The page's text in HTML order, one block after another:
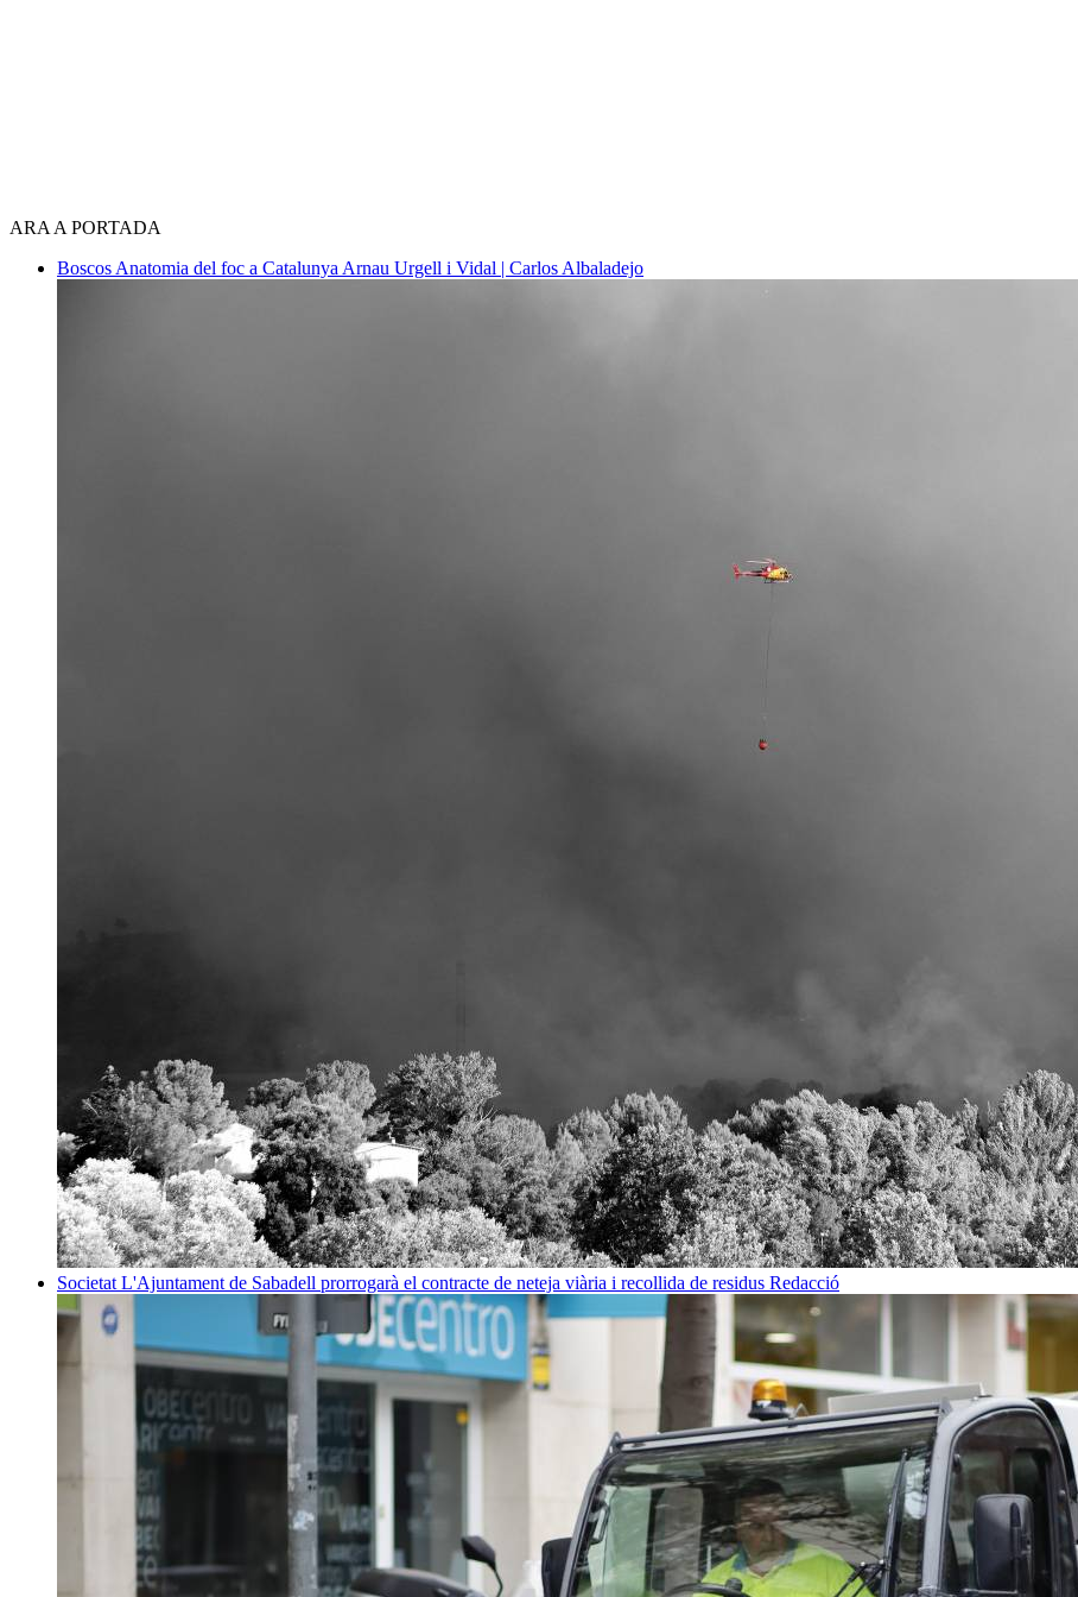
ARA A PORTADA
Boscos Anatomia del foc a Catalunya Arnau Urgell i Vidal | Carlos Albaladejo
Societat L'Ajuntament de Sabadell prorrogarà el contracte de neteja viària i recollida de residus Redacció